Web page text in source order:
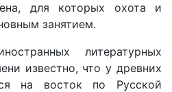
для которых охота и
занятием.
литературных
известно, что у древних
на восток по Русской